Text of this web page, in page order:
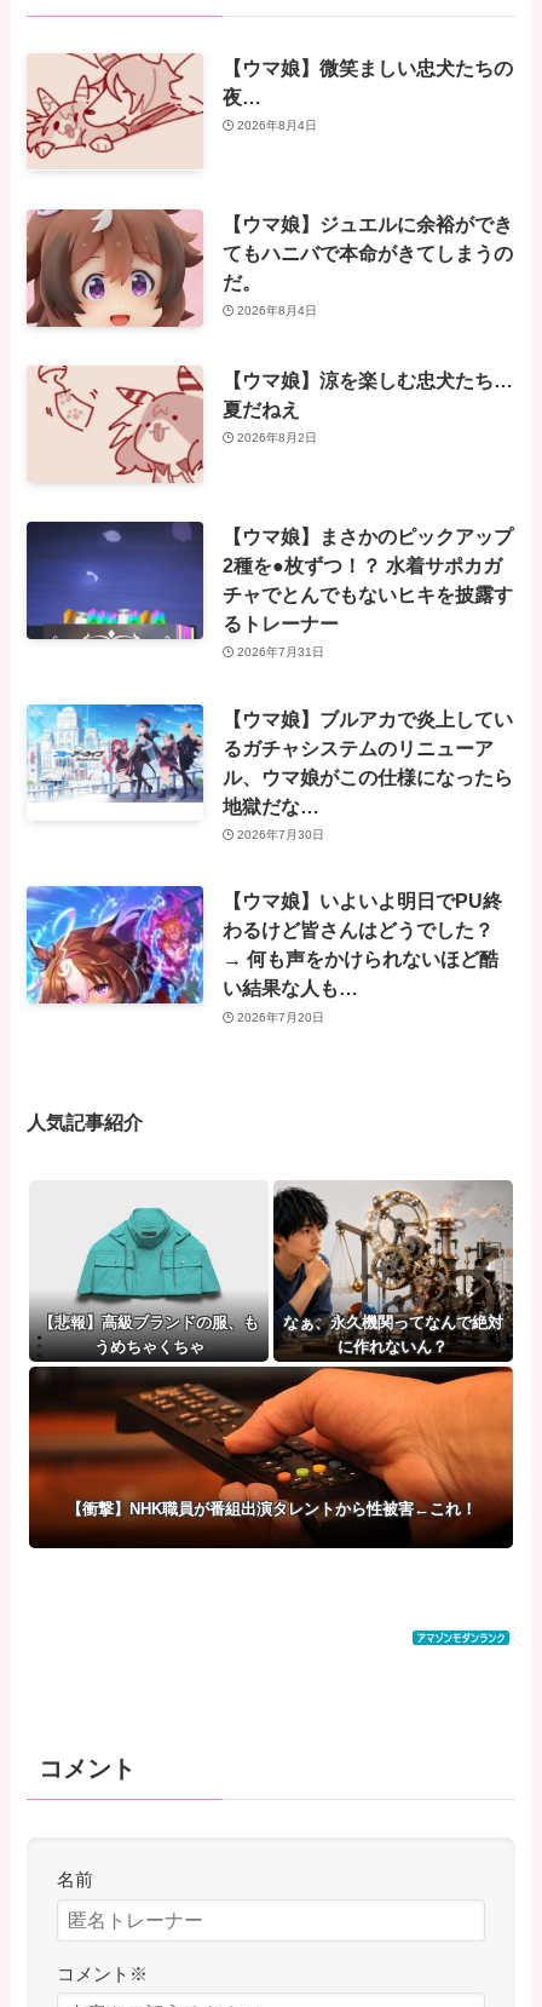
【ウマ娘】微笑ましい忠犬たちの
夜…
2026年8月4日
【ウマ娘】ジュエルに余裕ができ
てもハニバで本命がきてしまうの
だ。
2026年8月4日
【ウマ娘】涼を楽しむ忠犬たち…
夏だねえ
2026年8月2日
【ウマ娘】まさかのピックアップ
2種を●枚ずつ！？ 水着サポカガ
チャでとんでもないヒキを披露す
るトレーナー
2026年7月31日
【ウマ娘】ブルアカで炎上してい
るガチャシステムのリニューア
ル、ウマ娘がこの仕様になったら
地獄だな…
2026年7月30日
【ウマ娘】いよいよ明日でPU終
わるけど皆さんはどうでした？
→ 何も声をかけられないほど酷
い結果な人も…
2026年7月20日
人気記事紹介
【悲報】高級ブランドの服、も
うめちゃくちゃ
なぁ、永久機関ってなんで絶対
に作れないん？
【衝撃】NHK職員が番組出演タレントから性被害←これ！
コメント
名前
コメント ※